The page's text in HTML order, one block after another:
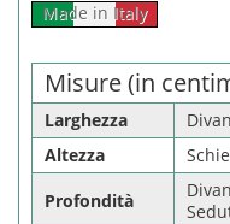
Made in Italy
Misure (in
Larghezza
Altezza
Profondità